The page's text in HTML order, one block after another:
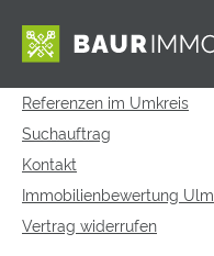
Service
Referenzen im Umkreis
Suchauftrag
Kontakt
Immobilienbewertung Ulm
Vertrag widerrufen